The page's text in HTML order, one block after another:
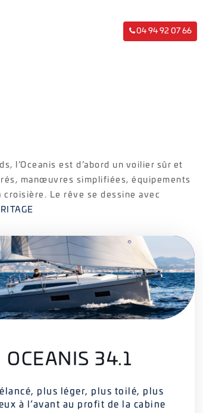
04 94 92 07 66
l’Oceanis est d’abord un voilier sûr et
manœuvres simplifiées, équipements
croisière. Le rêve se dessine avec
OCEANIS 34.1
plus léger, plus toilé, plus
à l’avant au profit de la cabine